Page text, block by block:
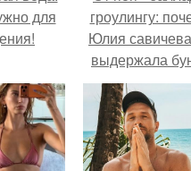
для
гроулингу:
Юлия
выдержала
аудитории.